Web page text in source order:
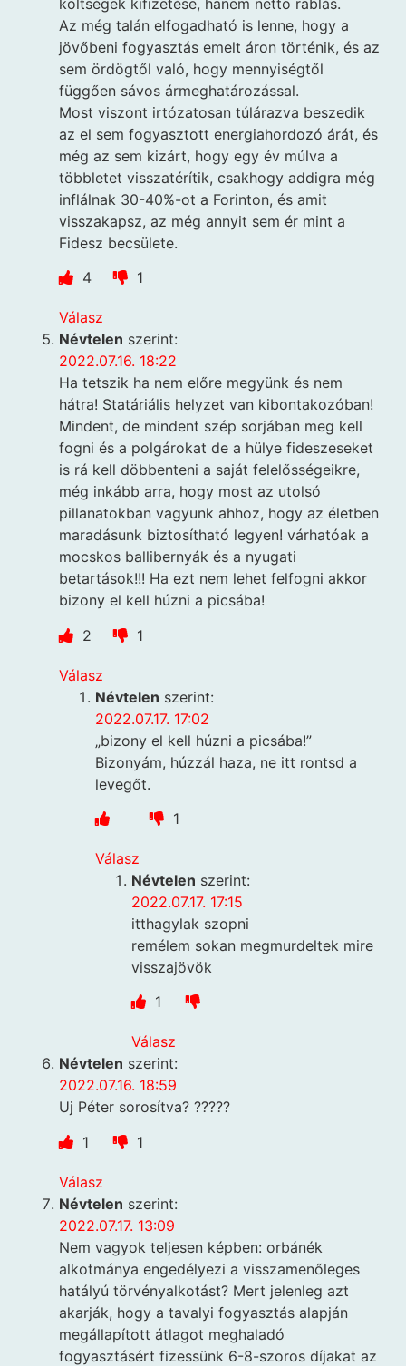
Az még talán elfogadható is lenne, hogy a
jövőbeni fogyasztás emelt áron történik, és az
sem ördögtől való, hogy mennyiségtől
függően sávos ármeghatározással.
Most viszont irtózatosan túlárazva beszedik
az el sem fogyasztott energiahordozó árát, és
még az sem kizárt, hogy egy év múlva a
többletet visszatérítik, csakhogy addigra még
inflálnak 30-40%-ot a Forinton, és amit
visszakapsz, az még annyit sem ér mint a
Fidesz becsülete.
4
1
Válasz
Névtelen szerint:
2022.07.16. 18:22
Ha tetszik ha nem előre megyünk és nem
hátra! Statáriális helyzet van kibontakozóban!
Mindent, de mindent szép sorjában meg kell
fogni és a polgárokat de a hülye fideszeseket
is rá kell döbbenteni a saját felelősségeikre,
még inkább arra, hogy most az utolsó
pillanatokban vagyunk ahhoz, hogy az életben
maradásunk biztosítható legyen! várhatóak a
mocskos ballibernyák és a nyugati
betartások!!! Ha ezt nem lehet felfogni akkor
bizony el kell húzni a picsába!
2
1
Válasz
Névtelen szerint:
2022.07.17. 17:02
„bizony el kell húzni a picsába!”
Bizonyám, húzzál haza, ne itt rontsd a
levegőt.
1
Válasz
Névtelen szerint:
2022.07.17. 17:15
itthagylak szopni
remélem sokan megmurdeltek mire
visszajövök
1
Válasz
Névtelen szerint:
2022.07.16. 18:59
Uj Péter sorosítva? ?????
1
1
Válasz
Névtelen szerint:
2022.07.17. 13:09
Nem vagyok teljesen képben: orbánék
alkotmánya engedélyezi a visszamenőleges
hatályú törvényalkotást? Mert jelenleg azt
akarják, hogy a tavalyi fogyasztás alapján
megállapított átlagot meghaladó
fogyasztásért fizessünk 6-8-szoros díjakat az